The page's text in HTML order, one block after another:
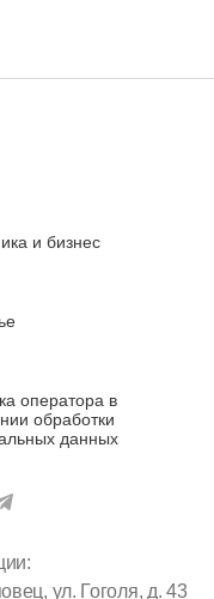
и бизнес
оператора в
обработки
данных
ул. Гоголя, д. 43